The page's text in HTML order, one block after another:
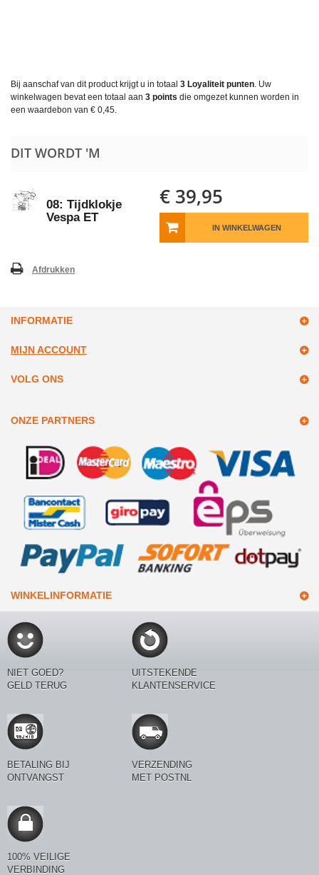
Bij aanschaf van dit product krijgt u in totaal 3 Loyaliteit punten. Uw
winkelwagen bevat een totaal aan 3 points die omgezet kunnen worden in
een waardebon van € 0,45.
DIT WORDT 'M
08: Tijdklokje
Vespa ET
€ 39,95
IN WINKELWAGEN
Afdrukken
INFORMATIE
MIJN ACCOUNT
VOLG ONS
ONZE PARTNERS
WINKELINFORMATIE
NIET GOED?
GELD TERUG
UITSTEKENDE
KLANTENSERVICE
BETALING BIJ
ONTVANGST
VERZENDING
MET POSTNL
100% VEILIGE
VERBINDING